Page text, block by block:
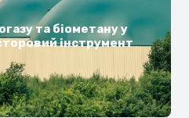
та біометану у
інструмент